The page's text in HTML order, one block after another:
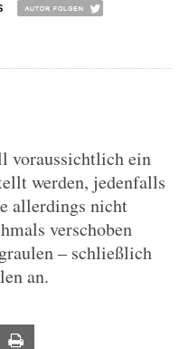
voraussichtlich ein
werden, jedenfalls
allerdings nicht
verschoben
– schließlich
an.